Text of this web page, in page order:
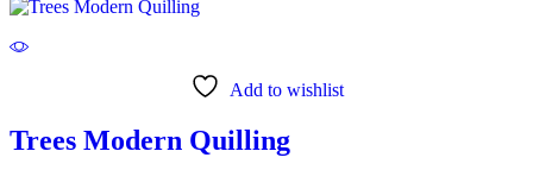
Add to wishlist
Trees Modern Quilling